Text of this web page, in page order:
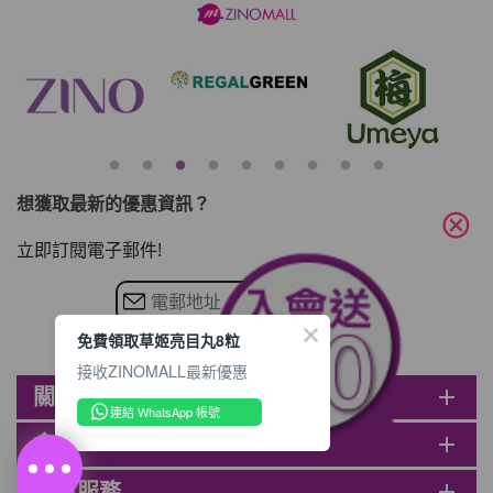
想獲取最新的優惠資訊？
立即訂閱電子郵件!
關於ZINOMALL add
會員 add
cancel
免費領取草姬亮目丸8粒
接收ZINOMALL最新優惠
連結 WhatsApp 帳號